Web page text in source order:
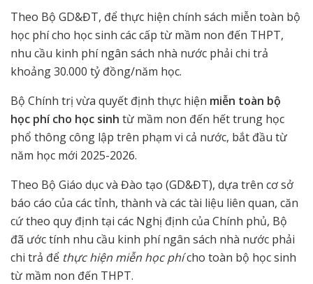
Theo Bộ GD&ĐT, để thực hiện chính sách miễn toàn bộ
học phí cho học sinh các cấp từ mầm non đến THPT,
nhu cầu kinh phí ngân sách nhà nước phải chi trả
khoảng 30.000 tỷ đồng/năm học.
Bộ Chính trị vừa quyết định thực hiện miễn toàn bộ
học phí cho học sinh từ mầm non đến hết trung học
phổ thông công lập trên phạm vi cả nước, bắt đầu từ
năm học mới 2025-2026.
Theo Bộ Giáo dục và Đào tạo (GD&ĐT), dựa trên cơ sở
báo cáo của các tỉnh, thành và các tài liệu liên quan, căn
cứ theo quy định tại các Nghị định của Chính phủ, Bộ
đã ước tính nhu cầu kinh phí ngân sách nhà nước phải
chi trả để thực hiện miễn học phícho toàn bộ học sinh
từ mầm non đến THPT.